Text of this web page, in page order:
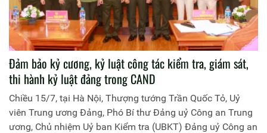
Đảm bảo kỷ cương, kỷ luật công tác kiểm tra, giám sát,
thi hành kỷ luật đảng trong CAND
Chiều 15/7, tại Hà Nội, Thượng tướng Trần Quốc Tỏ, Uỷ
viên Trung ương Đảng, Phó Bí thư Đảng uỷ Công an Trung
ương, Chủ nhiệm Uỷ ban Kiểm tra (UBKT) Đảng uỷ Công an